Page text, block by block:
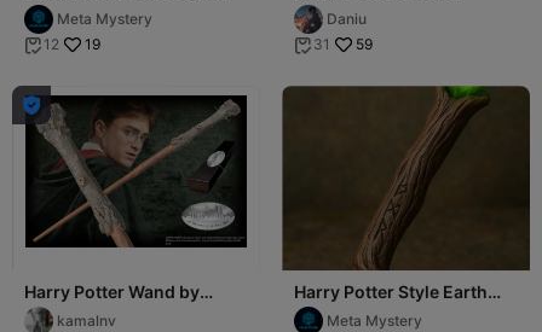
WandMeta Mystery
 12 19
Daniu
 31 59

Harry Potter Wand by
Matteo_Arcari
kamalnv
Harry Potter Style Earth
WandMeta Mystery